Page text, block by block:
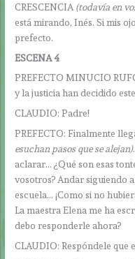
CRESCENCIA (todavía en
está mirando, Inés. Si mis
prefecto.
ESCENA 4
PREFECTO MINUCIO
y la justicia han decidido
CLAUDIO: Padre!
PREFECTO: Finalmente
esuchan pasos que se alejan)
aclarar… ¿Qué son esas
vosotros? Andar siguiendo
escuela… ¡Como si no
La maestra Elena me ha
debo responderle ahora?
CLAUDIO: Respóndele que